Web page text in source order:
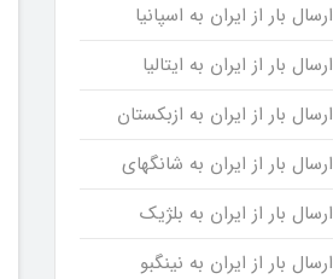
ارسال بار از ایران به اسپانیا
ارسال بار از ایران به ایتالیا
ارسال بار از ایران به ازبکستان
ارسال بار از ایران به شانگهای
ارسال بار از ایران به بلژیک
ارسال بار از ایران به نینگبو